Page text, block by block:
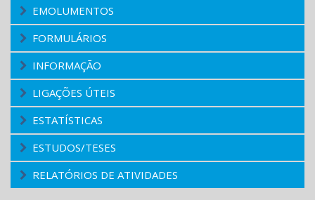
EMOLUMENTOS
FORMULÁRIOS
INFORMAÇÃO
LIGAÇÕES ÚTEIS
ESTATÍSTICAS
ESTUDOS/TESES
RELATÓRIOS DE ATIVIDADES